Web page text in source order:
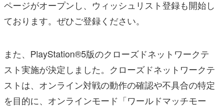
ページがオープンし、ウィッシュリスト登録も開始し
ております。ぜひご登録ください。
また、PlayStation®5版のクローズドネットワークテ
スト実施が決定しました。クローズドネットワークテ
ストは、オンライン対戦の動作の確認や不具合の特定
を目的に、オンラインモード「ワールドマッチモー